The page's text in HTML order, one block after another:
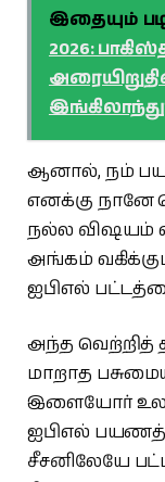
இதையும்
2026:
ஆனால், நம்
எனக்கு
நல்ல விஷயம்
அங்கம்
ஐபிஎல்
அந்த வெற்றித்
மாறாத
இளையோர்
ஐபிஎல்
சீசனிலேயே